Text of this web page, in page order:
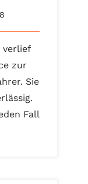
verlief
zur
Sie
Fall